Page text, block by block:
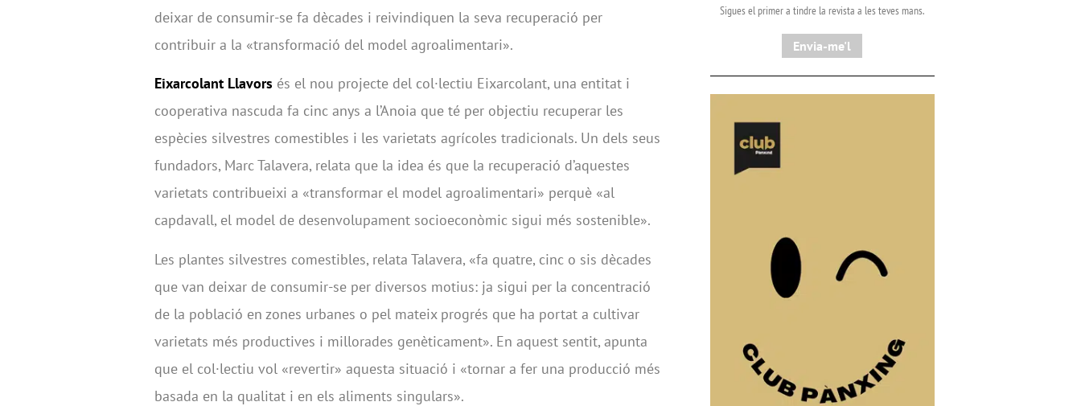
deixar de consumir-se fa dècades i reivindiquen la seva recuperació per
contribuir a la «transformació del model agroalimentari».
Eixarcolant Llavors és el nou projecte del col·lectiu Eixarcolant, una entitat i
cooperativa nascuda fa cinc anys a l’Anoia que té per objectiu recuperar les
espècies silvestres comestibles i les varietats agrícoles tradicionals. Un dels seus
fundadors, Marc Talavera, relata que la idea és que la recuperació d’aquestes
varietats contribueixi a «transformar el model agroalimentari» perquè «al
capdavall, el model de desenvolupament socioeconòmic sigui més sostenible».
Les plantes silvestres comestibles, relata Talavera, «fa quatre, cinc o sis dècades
que van deixar de consumir-se per diversos motius: ja sigui per la concentració
de la població en zones urbanes o pel mateix progrés que ha portat a cultivar
varietats més productives i millorades genèticament». En aquest sentit, apunta
que el col·lectiu vol «revertir» aquesta situació i «tornar a fer una producció més
basada en la qualitat i en els aliments singulars».
Sigues el primer a tindre la revista a les teves mans.
Envia-me'l